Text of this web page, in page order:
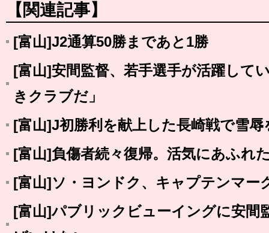
【関連記事】
[富山]J2通算50勝まであと1勝
[富山]安間監督、若手選手が活躍して
きクラブだ」
[富山]J初勝利を献上した長崎戦で雪
[富山]負傷者続々復帰。活気にあふれ
[富山]ソ・ヨンドク、キャプテンマー
[富山]パブリックビューイングに安間